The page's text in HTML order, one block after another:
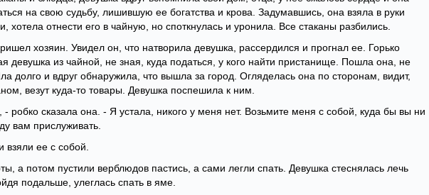
на свою судьбу, лишившую ее богатства и крова. Задумавшись, она взяла в руки
хотела отнести его в чайную, но споткнулась и уронила. Все стаканы разбились.
хозяин. Увидел он, что натворила девушка, рассердился и прогнал ее. Горько
девушка из чайной, не зная, куда податься, у кого найти пристанище. Пошла она, не
долго и вдруг обнаружила, что вышла за город. Огляделась она по сторонам, видит,
везут куда-то товары. Девушка поспешила к ним.
- робко сказала она. - Я устала, никого у меня нет. Возьмите меня с собой, куда бы вы ни
вам прислуживать.
взяли ее с собой.
а потом пустили верблюдов пастись, а сами легли спать. Девушка стеснялась лечь
подальше, улеглась спать в яме.